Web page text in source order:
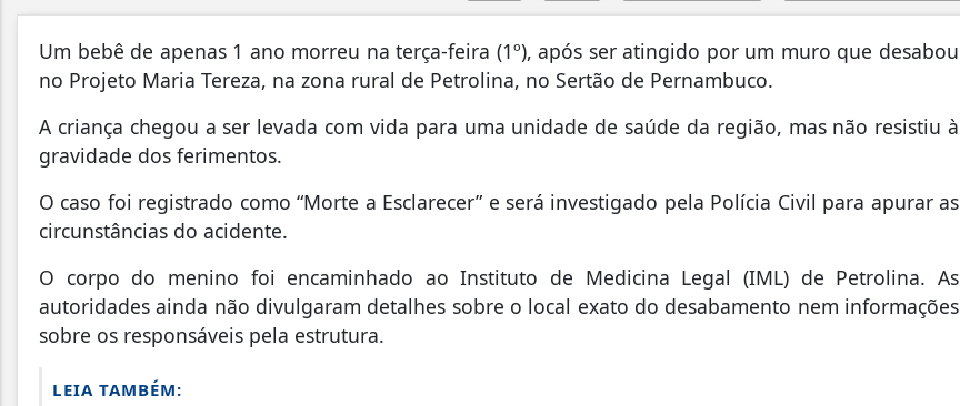
Um bebê de apenas 1 ano morreu na terça-feira (1º), após ser atingido por um muro que desabou
no Projeto Maria Tereza, na zona rural de Petrolina, no Sertão de Pernambuco.
A criança chegou a ser levada com vida para uma unidade de saúde da região, mas não resistiu à
gravidade dos ferimentos.
O caso foi registrado como “Morte a Esclarecer” e será investigado pela Polícia Civil para apurar as
circunstâncias do acidente.
O corpo do menino foi encaminhado ao Instituto de Medicina Legal (IML) de Petrolina. As
autoridades ainda não divulgaram detalhes sobre o local exato do desabamento nem informações
sobre os responsáveis pela estrutura.
LEIA TAMBÉM: